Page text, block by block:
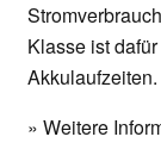
Klasse ist
Akkulaufzeiten.
» Weitere